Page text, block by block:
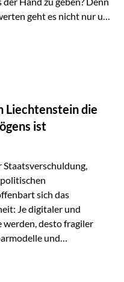
geht es nicht nur um
langfristig erhalten
seiner Tochter
Jahre später möchte die
um…
Liechtenstein die
ist
Staatsverschuldung,
sich das
Je digitaler und
werden, desto fragiler
und
der expansiven